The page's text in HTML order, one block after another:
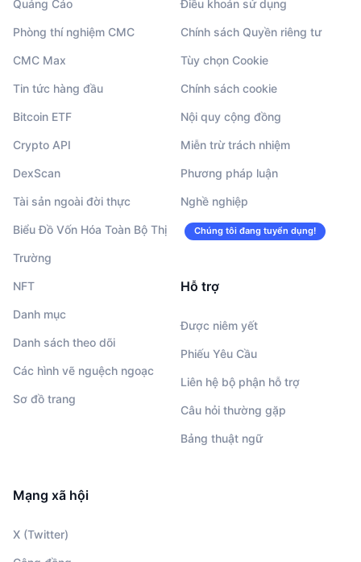
Quảng Cáo
Phòng thí nghiệm CMC
CMC Max
Tin tức hàng đầu
Bitcoin ETF
Crypto API
DexScan
Tài sản ngoài đời thực
Biểu Đồ Vốn Hóa Toàn Bộ Thị
Trường
NFT
Danh mục
Danh sách theo dõi
Các hình vẽ nguệch ngoạc
Sơ đồ trang
Điều khoản sử dụng
Chính sách Quyền riêng tư
Tùy chọn Cookie
Chính sách cookie
Nội quy cộng đồng
Miễn trừ trách nhiệm
Phương pháp luận
Nghề nghiệp
Chúng tôi đang tuyển dụng!
Hỗ trợ
Được niêm yết
Phiếu Yêu Cầu
Liên hệ bộ phận hỗ trợ
Câu hỏi thường gặp
Bảng thuật ngữ
Mạng xã hội
X (Twitter)